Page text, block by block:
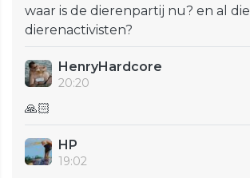
waar is de dierenpartij nu? en al die
dierenactivisten?
HenryHardcore
20:20
🙏🏻
HP
19:02